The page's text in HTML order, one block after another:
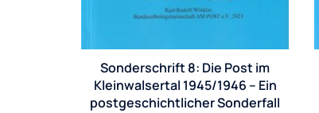
Sonderschrift 8: Die Post im
Kleinwalsertal 1945/1946 – Ein
postgeschichtlicher Sonderfall